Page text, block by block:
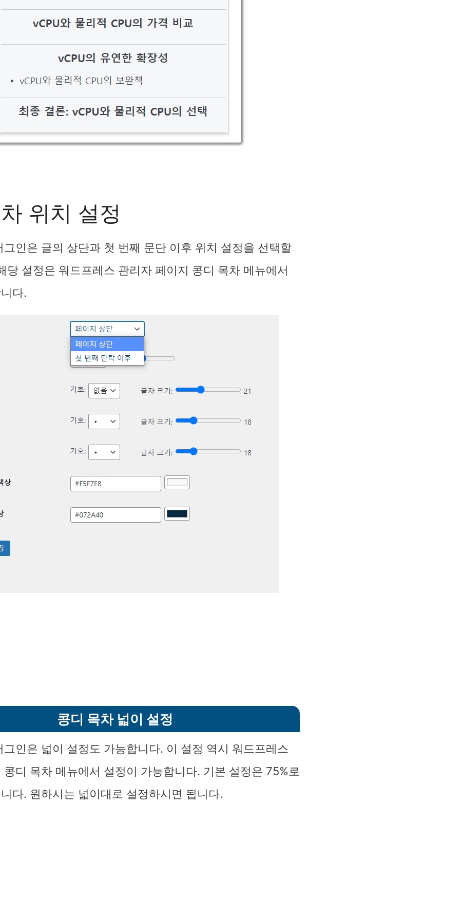
위치 설정
그인은 글의 상단과 첫 번째 문단 이후 위치 설정을 선택할
당 설정은 워드프레스 관리자 페이지 콩디 목차 메뉴에서
다.
콩디 목차 넓이 설정
인은 넓이 설정도 가능합니다. 이 설정 역시 워드프레스
디 목차 메뉴에서 설정이 가능합니다. 기본 설정은 75%로
다. 원하시는 넓이대로 설정하시면 됩니다.